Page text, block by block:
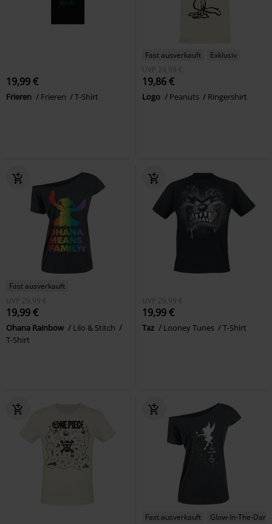
19,99 €
Frieren Frieren T-Shirt
Fast ausverkauft
Exklusiv
UVP
24,99 €
19,86 €
Logo Peanuts Ringershirt
Fast ausverkauft
UVP
29,99 €
19,99 €
Ohana Rainbow
Lilo & Stitch
T-Shirt
UVP 29,99 €
19,99 €
Taz Looney Tunes T-Shirt
Fast ausverkauft
Glow-In-The-Dark